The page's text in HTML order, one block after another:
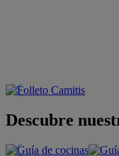
Descubre